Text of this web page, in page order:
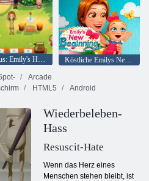
Köstliche Emilys New Beginning
Arcade
HTML5 Android
Wiederbeleben-
Hass
Resuscit-Hate
Wenn das Herz eines
Menschen stehen bleibt, ist